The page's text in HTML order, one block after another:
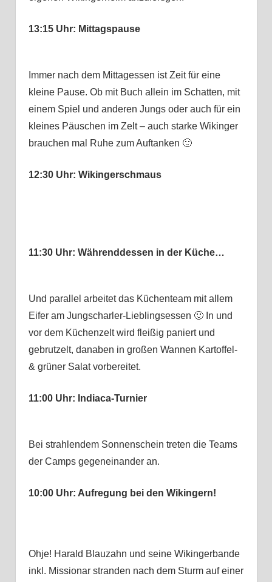
13:15 Uhr: Mittagspause
Immer nach dem Mittagessen ist Zeit für eine
kleine Pause. Ob mit Buch allein im Schatten, mit
einem Spiel und anderen Jungs oder auch für ein
kleines Päuschen im Zelt – auch starke Wikinger
brauchen mal Ruhe zum Auftanken 🙂
12:30 Uhr: Wikingerschmaus
11:30 Uhr: Währenddessen in der Küche…
Und parallel arbeitet das Küchenteam mit allem
Eifer am Jungscharler-Lieblingsessen 🙂 In und
vor dem Küchenzelt wird fleißig paniert und
gebrutzelt, danaben in großen Wannen Kartoffel-
& grüner Salat vorbereitet.
11:00 Uhr: Indiaca-Turnier
Bei strahlendem Sonnenschein treten die Teams
der Camps gegeneinander an.
10:00 Uhr: Aufregung bei den Wikingern!
Ohje! Harald Blauzahn und seine Wikingerbande
inkl. Missionar stranden nach dem Sturm auf einer